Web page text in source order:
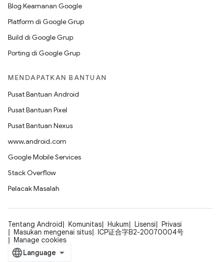
Blog Keamanan Google
Platform di Google Grup
Build di Google Grup
Porting di Google Grup
MENDAPATKAN BANTUAN
Pusat Bantuan Android
Pusat Bantuan Pixel
Pusat Bantuan Nexus
www.android.com
Google Mobile Services
Stack Overflow
Pelacak Masalah
Tentang Android Komunitas Hukum Lisensi
Privasi
Masukan mengenai situs
ICP证合字B2-20070004号
Manage cookies